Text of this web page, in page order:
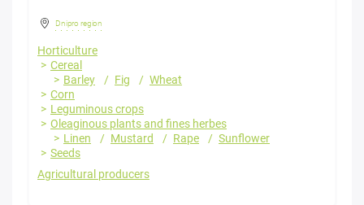
Dnipro region
Horticulture
Cereal
Barley
Fig
Wheat
Corn
Leguminous crops
Oleaginous plants and fines herbes
Linen
Mustard Rape
Sunflower
Seeds
Agricultural producers